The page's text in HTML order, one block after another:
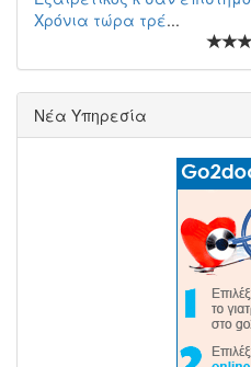
Χρόνια τώρα τρέ...
Νέα Υπηρεσία